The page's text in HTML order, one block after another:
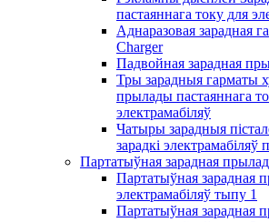
пастаяннага току для
Аднаразовая зарадная
Charger
Падвойная зарадная
Тры зарадныя гарматы
прылады пастаяннага
электрамабіляў
Чатыры зарадныя
зарадкі электрамабіляў
Партатыўная зарадная
Партатыўная зарадная
электрамабіляў тыпу 1
Партатыўная зарадная